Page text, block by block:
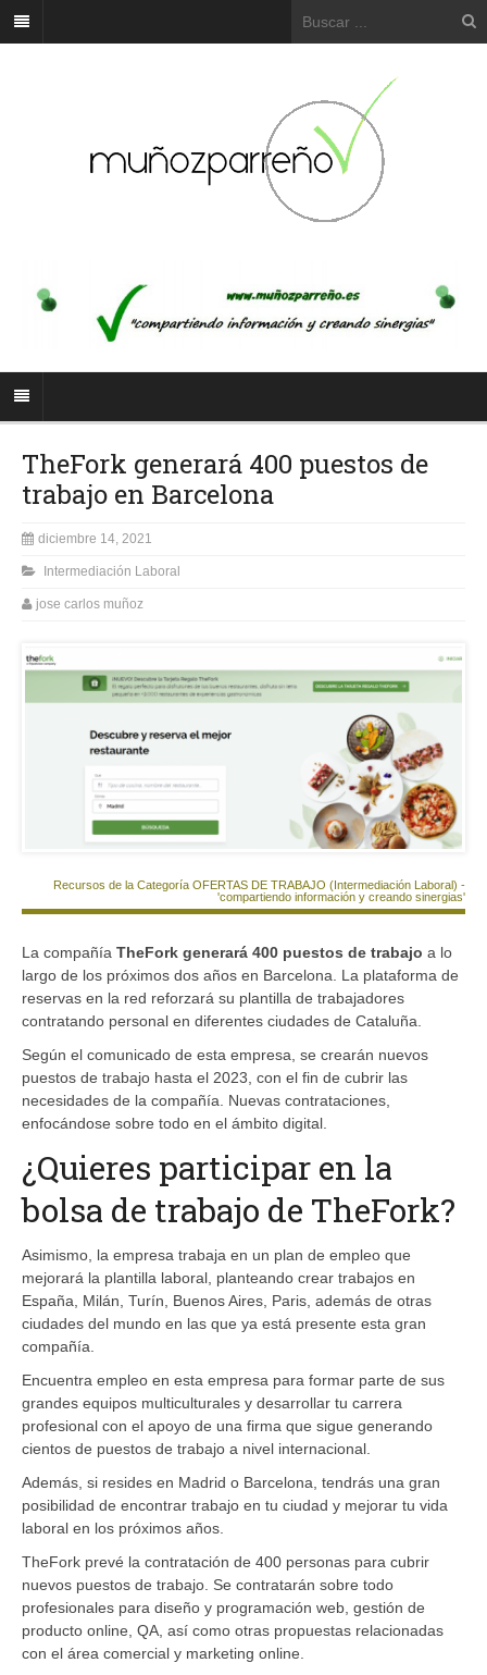
TheFork generará 400 puestos de
trabajo en Barcelona
diciembre 14, 2021
Intermediación Laboral
jose carlos muñoz
Recursos de la Categoría OFERTAS DE TRABAJO (Intermediación Laboral) -
'compartiendo información y creando sinergias'
La compañía TheFork generará 400 puestos de trabajo a lo
largo de los próximos dos años en Barcelona. La plataforma de
reservas en la red reforzará su plantilla de trabajadores
contratando personal en diferentes ciudades de Cataluña.
Según el comunicado de esta empresa, se crearán nuevos
puestos de trabajo hasta el 2023, con el fin de cubrir las
necesidades de la compañía. Nuevas contrataciones,
enfocándose sobre todo en el ámbito digital.
¿Quieres participar en la
bolsa de trabajo de TheFork?
Asimismo, la empresa trabaja en un plan de empleo que
mejorará la plantilla laboral, planteando crear trabajos en
España, Milán, Turín, Buenos Aires, Paris, además de otras
ciudades del mundo en las que ya está presente esta gran
compañía.
Encuentra empleo en esta empresa para formar parte de sus
grandes equipos multiculturales y desarrollar tu carrera
profesional con el apoyo de una firma que sigue generando
cientos de puestos de trabajo a nivel internacional.
Además, si resides en Madrid o Barcelona, tendrás una gran
posibilidad de encontrar trabajo en tu ciudad y mejorar tu vida
laboral en los próximos años.
TheFork prevé la contratación de 400 personas para cubrir
nuevos puestos de trabajo. Se contratarán sobre todo
profesionales para diseño y programación web, gestión de
producto online, QA, así como otras propuestas relacionadas
con el área comercial y marketing online.